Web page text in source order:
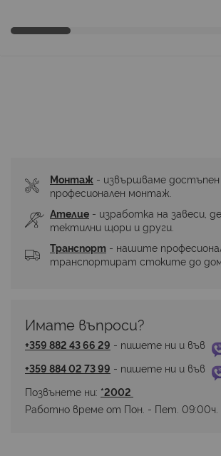
Монтаж - извършваме
професионален монтаж.
Ателие - изработка на завеси,
тектилни щори и други.
Транспорт - нашите
транспортират стоките до
Имате въпроси?
+359 882 43 66 29 - пишете ни и във
+359 884 02 73 99 - пишете ни и във
Позвънете ни: *2002
Работно време от Пон. - Пет. 09:00ч.